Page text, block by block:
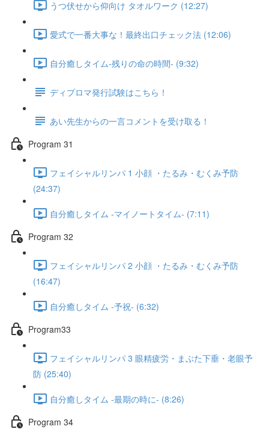
うつ伏せから仰向け タオルワーク (12:27)
愛式で一番大事な！最終出口チェック法 (12:06)
自分癒しタイム-残りの命の時間- (9:32)
ディプロマ発行試験はこちら！
あい先生からの一言コメントを受け取る！
Program 31
フェイシャルリンパ 1 小顔 ・たるみ・むくみ予防
(24:37)
自分癒しタイム -マイノートタイム- (7:11)
Program 32
フェイシャルリンパ 2 小顔 ・たるみ・むくみ予防
(16:47)
自分癒しタイム -予祝- (6:32)
Program33
フェイシャルリンパ 3 眼精疲労・まぶた下垂・老眼予
防 (25:40)
自分癒しタイム -最期の時に- (8:26)
Program 34